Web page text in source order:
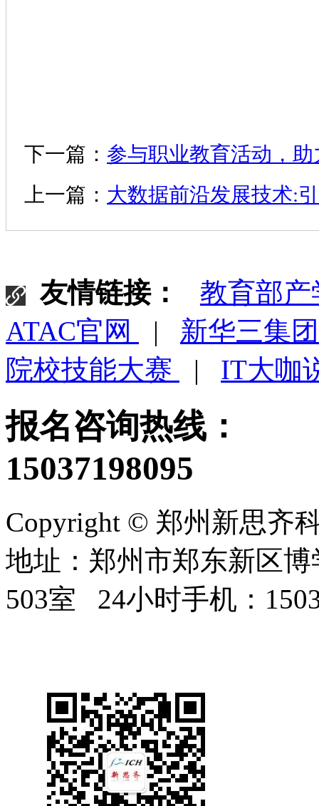
下一篇： 参与职业教育活动，
上一篇： 大数据前沿发展技术:
友情链接：
教育部
ATAC官网
| 新华三集
院校技能大赛
| IT大咖
报名咨询热线：
15037198095
Copyright © 郑州新思齐
地址：郑州市郑东新区
503室 24小时手机：